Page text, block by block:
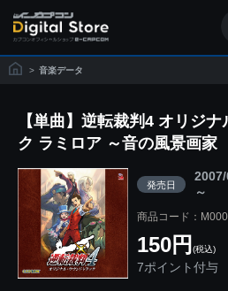
> 音楽データ
【単曲】逆転裁判4 オリジ
ク ラミロア ～音の風景画家
発売日
～
商品コード：
150円 (税込)
7ポイント付与